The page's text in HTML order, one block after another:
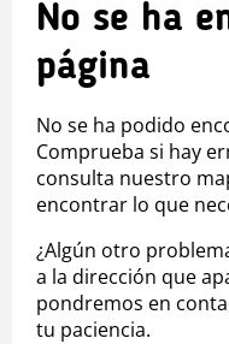
No se ha
página
No se ha podido
Comprueba si hay
consulta nuestro
encontrar lo que
¿Algún otro
a la dirección que
pondremos en
tu paciencia.